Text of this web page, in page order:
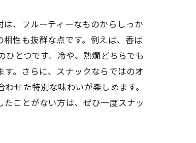
、フルーティーなものからしっか
性も抜群な点です。例えば、香ば
ひとつです。冷や、熱燗どちらでも
。さらに、スナックならではのオ
せた特別な味わいが楽しめます。
ことがない方は、ぜひ一度スナッ